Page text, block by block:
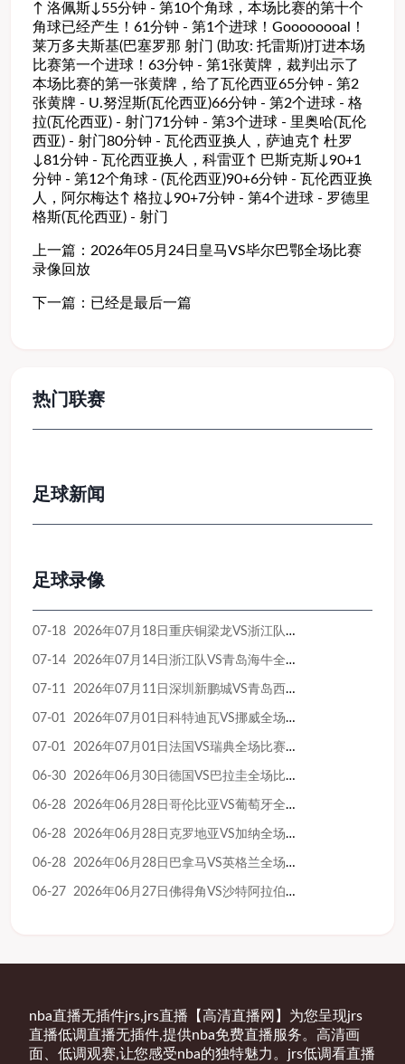
↑ 洛佩斯↓55分钟 - 第10个角球，本场比赛的第十个
角球已经产生！61分钟 - 第1个进球！Goooooooal！
莱万多夫斯基(巴塞罗那 射门 (助攻: 托雷斯))打进本场
比赛第一个进球！63分钟 - 第1张黄牌，裁判出示了
本场比赛的第一张黄牌，给了瓦伦西亚65分钟 - 第2
张黄牌 - U.努涅斯(瓦伦西亚)66分钟 - 第2个进球 - 格
拉(瓦伦西亚) - 射门71分钟 - 第3个进球 - 里奥哈(瓦伦
西亚) - 射门80分钟 - 瓦伦西亚换人，萨迪克↑ 杜罗
↓81分钟 - 瓦伦西亚换人，科雷亚↑ 巴斯克斯↓90+1
分钟 - 第12个角球 - (瓦伦西亚)90+6分钟 - 瓦伦西亚换
人，阿尔梅达↑ 格拉↓90+7分钟 - 第4个进球 - 罗德里
格斯(瓦伦西亚) - 射门
上一篇： 2026年05月24日皇马VS毕尔巴鄂全场比赛
录像回放
下一篇：已经是最后一篇
热门联赛
足球新闻
足球录像
07-18 2026年07月18日重庆铜梁龙VS浙江队全场比赛录像回放
07-14 2026年07月14日浙江队VS青岛海牛全场比赛录像回放
07-11 2026年07月11日深圳新鹏城VS青岛西海岸全场比赛录像回放
07-01 2026年07月01日科特迪瓦VS挪威全场比赛录像回放
07-01 2026年07月01日法国VS瑞典全场比赛录像回放
06-30 2026年06月30日德国VS巴拉圭全场比赛录像回放
06-28 2026年06月28日哥伦比亚VS葡萄牙全场比赛录像回放
06-28 2026年06月28日克罗地亚VS加纳全场比赛录像回放
06-28 2026年06月28日巴拿马VS英格兰全场比赛录像回放
06-27 2026年06月27日佛得角VS沙特阿拉伯全场比赛录像回放
nba直播无插件jrs,jrs直播【高清直播网】为您呈现jrs
直播低调直播无插件,提供nba免费直播服务。高清画
面、低调观赛,让您感受nba的独特魅力。jrs低调看直播